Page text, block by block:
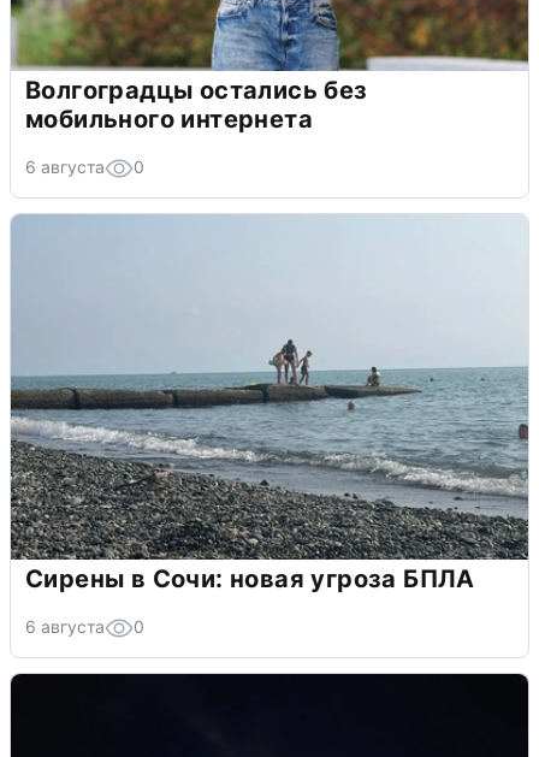
Волгоградцы остались без
мобильного интернета
6 августа 0
Сирены в Сочи: новая угроза БПЛА
6 августа 0